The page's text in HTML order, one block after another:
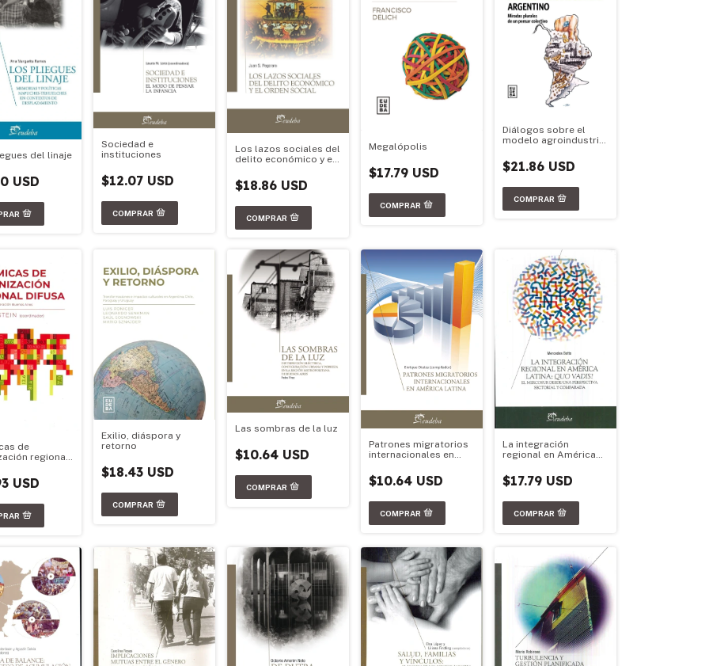
del linaje
USD
Sociedad e
instituciones
$12.07 USD
Los lazos sociales del
delito económico y el
$18.86 USD
Megalópolis
$17.79 USD
Diálogos sobre el
modelo agroindustrial
$21.86 USD
de
regional
USD
Exilio, diáspora y
retorno
$18.43 USD
Las sombras de la luz
$10.64 USD
Patrones migratorios
internacionales en
$10.64 USD
La integración
regional en América
$17.79 USD